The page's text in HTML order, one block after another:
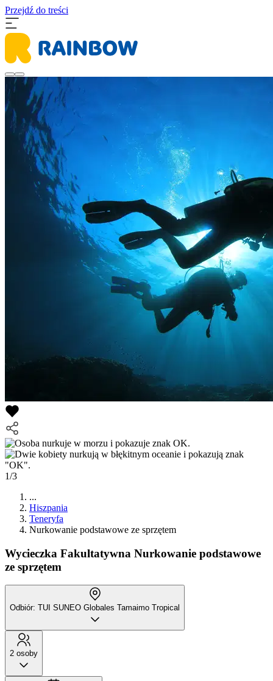
Przejdź do treści
1/3
...
Hiszpania
Teneryfa
Nurkowanie podstawowe ze sprzętem
Wycieczka Fakultatywna Nurkowanie podstawowe
ze sprzętem
Odbiór: TUI SUNEO Globales Tamaimo Tropical
2 osoby